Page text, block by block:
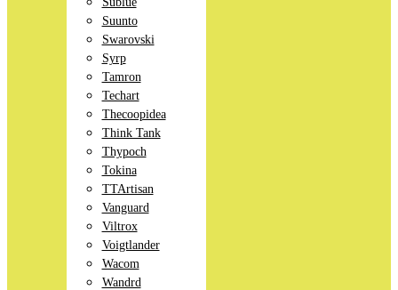
Suunto
Swarovski
Syrp
Tamron
Techart
Thecoopidea
Think Tank
Thypoch
Tokina
TTArtisan
Vanguard
Viltrox
Voigtlander
Wacom
Wandrd